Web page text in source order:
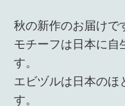
秋の新作のお届けで
モチーフは日本に自
す。
エビヅルは日本のほ
す。